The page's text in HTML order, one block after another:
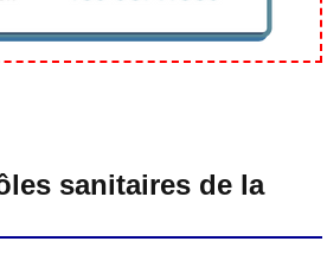
sanitaires de la